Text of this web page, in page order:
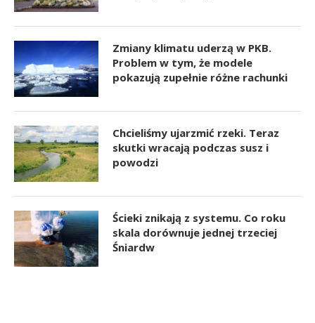
Zmiany klimatu uderzą w PKB.
Problem w tym, że modele
pokazują zupełnie różne rachunki
Chcieliśmy ujarzmić rzeki. Teraz
skutki wracają podczas susz i
powodzi
Ścieki znikają z systemu. Co roku
skala dorównuje jednej trzeciej
Śniardw